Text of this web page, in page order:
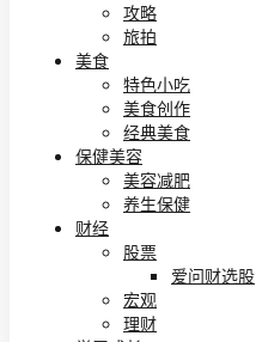
攻略
旅拍
美食
特色小吃
美食创作
经典美食
保健美容
美容减肥
养生保健
财经
股票
爱问财选股
宏观
理财